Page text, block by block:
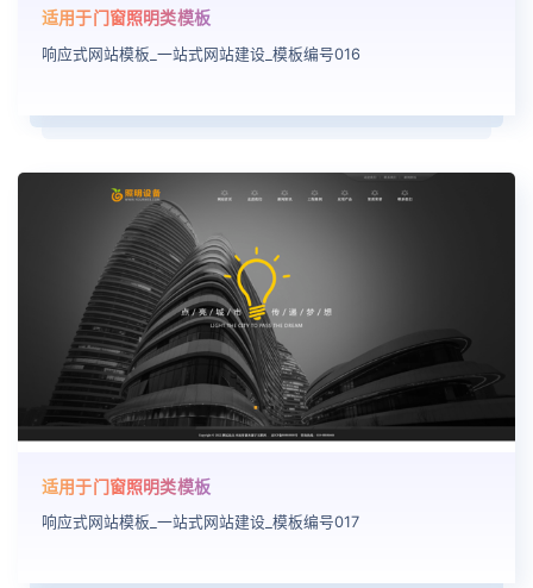
适用于门窗照明类模板
响应式网站模板_一站式网站建设_模板编号016
适用于门窗照明类模板
响应式网站模板_一站式网站建设_模板编号017